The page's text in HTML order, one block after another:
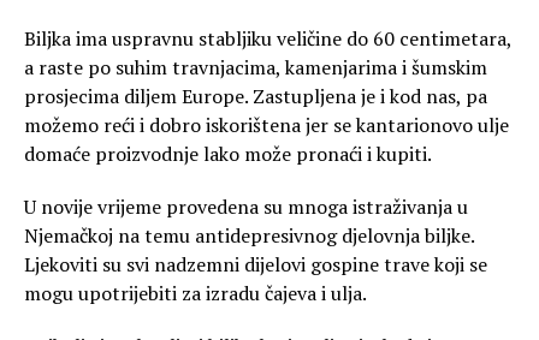
Biljka ima uspravnu stabljiku veličine do 60 centimetara,
a raste po suhim travnjacima, kamenjarima i šumskim
prosjecima diljem Europe. Zastupljena je i kod nas, pa
možemo reći i dobro iskorištena jer se kantarionovo ulje
domaće proizvodnje lako može pronaći i kupiti.
U novije vrijeme provedena su mnoga istraživanja u
Njemačkoj na temu antidepresivnog djelovnja biljke.
Ljekoviti su svi nadzemni dijelovi gospine trave koji se
mogu upotrijebiti za izradu čajeva i ulja.